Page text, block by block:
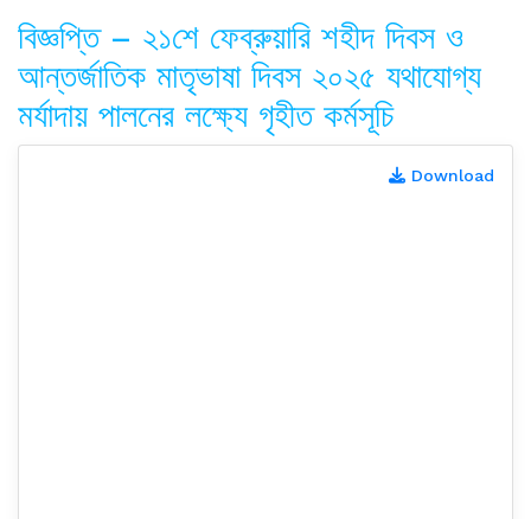
বিজ্ঞপ্তি – ২১শে ফেব্রুয়ারি শহীদ দিবস ও
আন্তর্জাতিক মাতৃভাষা দিবস ২০২৫ যথাযোগ্য
মর্যাদায় পালনের লক্ষ্যে গৃহীত কর্মসূচি
Download